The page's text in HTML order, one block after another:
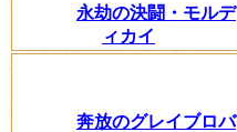
永劫の決闘・モルデ
ィカイ
奔放のグレイブロバ